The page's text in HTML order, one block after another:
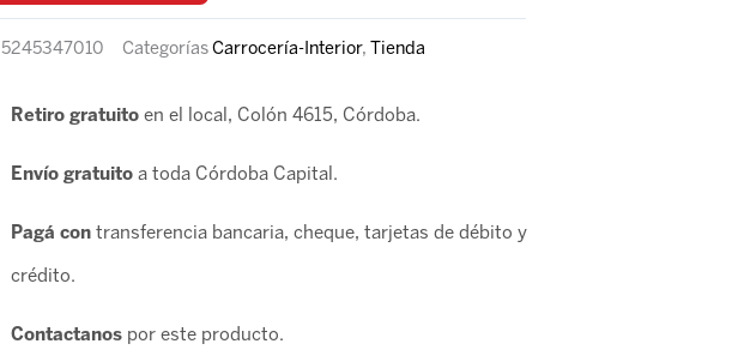
5245347010 Categorías Carrocería-Interior, Tienda
Retiro gratuito en el local, Colón 4615, Córdoba.
Envío gratuitoa toda Córdoba Capital.
Pagá contransferencia bancaria, cheque, tarjetas de débito y
crédito.
Contactanospor este producto.